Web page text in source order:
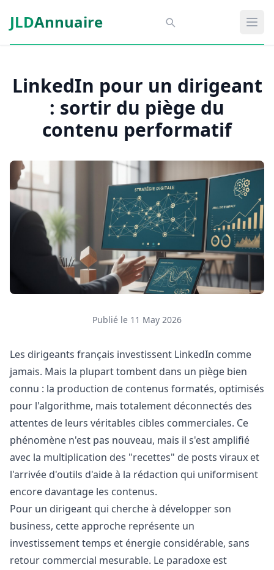
Aspect SDM
JLDAnnuaire
LinkedIn pour un dirigeant
: sortir du piège du
contenu performatif
Publié le 11 May 2026
Les dirigeants français investissent LinkedIn comme
jamais. Mais la plupart tombent dans un piège bien
connu : la production de contenus formatés, optimisés
pour l'algorithme, mais totalement déconnectés des
attentes de leurs véritables cibles commerciales. Ce
phénomène n'est pas nouveau, mais il s'est amplifié
avec la multiplication des "recettes" de posts viraux et
l'arrivée d'outils d'aide à la rédaction qui uniformisent
encore davantage les contenus.
Pour un dirigeant qui cherche à développer son
business, cette approche représente un
investissement temps et énergie considérable, sans
retour commercial mesurable. Le paradoxe est